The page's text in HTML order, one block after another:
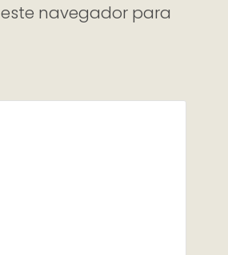
navegador para